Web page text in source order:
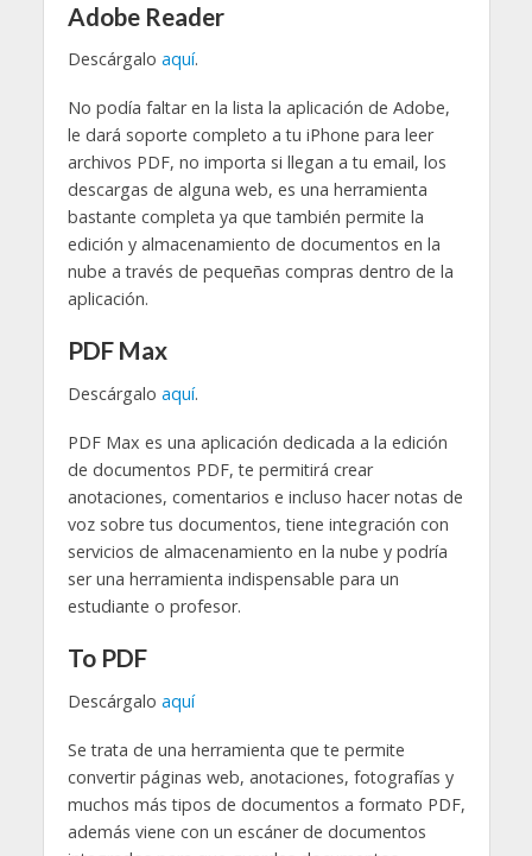
Adobe Reader
Descárgalo aquí.
No podía faltar en la lista la aplicación de Adobe,
le dará soporte completo a tu iPhone para leer
archivos PDF, no importa si llegan a tu email, los
descargas de alguna web, es una herramienta
bastante completa ya que también permite la
edición y almacenamiento de documentos en la
nube a través de pequeñas compras dentro de la
aplicación.
PDF Max
Descárgalo aquí.
PDF Max es una aplicación dedicada a la edición
de documentos PDF, te permitirá crear
anotaciones, comentarios e incluso hacer notas de
voz sobre tus documentos, tiene integración con
servicios de almacenamiento en la nube y podría
ser una herramienta indispensable para un
estudiante o profesor.
To PDF
Descárgalo aquí
Se trata de una herramienta que te permite
convertir páginas web, anotaciones, fotografías y
muchos más tipos de documentos a formato PDF,
además viene con un escáner de documentos